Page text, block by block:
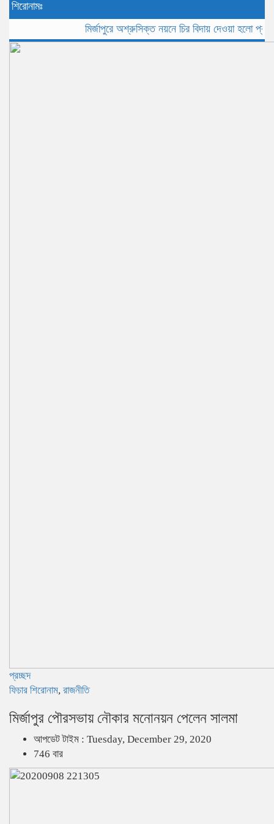
শিরোনামঃ
মির্জাপুরে অশ্রুসিক্ত নয়নে চির বিদায় দেওয়া হলো প্রবীন
প্রচ্ছদ
ফিচার শিরোনাম, রাজনীতি
মির্জাপুর পৌরসভায় নৌকার মনোনয়ন পেলেন সালমা
আপডেট টাইম : Tuesday, December 29, 2020
746 বার